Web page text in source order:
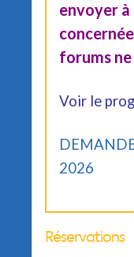
envoyer
concernée
forums
Voir le
2026
Réservations